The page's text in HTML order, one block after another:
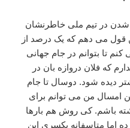
در تیم ملی خاطرنشان
قول می دهم که یک درصد از
کنم تا بتوانم در جام جهانی
که فلان دروازه بان در
دیده شود. دوسال تا جام
امسال من می توانم برای
باشم. کی روش هم بارها
اما متاسفانه یکسری این